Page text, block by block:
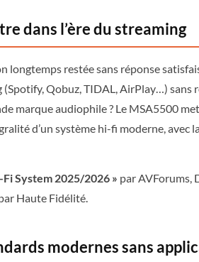
dans l’ère du streaming
longtemps restée sans réponse
(Spotify, Qobuz, TIDAL, AirPlay…) sans
marque audiophile ? Le MSA5500
d’un système hi-fi moderne, avec
System 2025/2026 » par AVForums,
Haute Fidélité.
modernes sans